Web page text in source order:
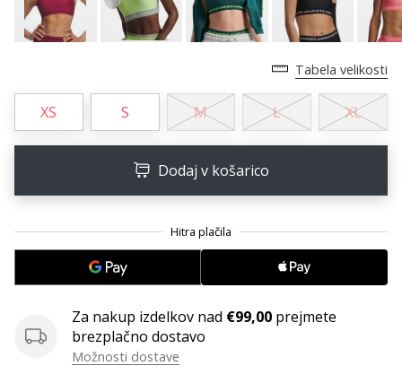
25. 11. 2024
•
ambasador/ka
naše
rokometne
Si
navdušenec/ka,
kot
mi?
Pridruži
se
nam
Tabela velikosti
XS S M L XL
Dodaj v košarico
Za nakup izdelkov nad €99,00 prejmete
brezplačno dostavo
Možnosti dostave